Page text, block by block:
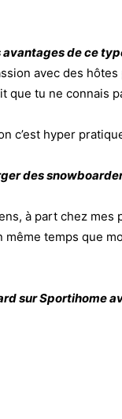
de ce
avec des
tu ne connais
c’est hyper
des
à part chez mes
même temps que
sur Sportihome